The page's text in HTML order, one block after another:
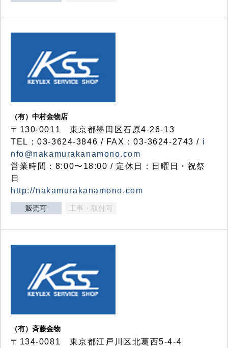
（有）中村金物店
〒130-0011 東京都墨田区石原4-26-13
TEL：03-3624-3846 / FAX：03-3624-2743 / i
nfo@nakamurakanamono.com
営業時間：8:00〜18:00 / 定休日：日曜日・祝祭
日
http://nakamurakanamono.com
販売可 工事・取付可
（有）斉藤金物
〒134-0081 東京都江戸川区北葛西5-4-4